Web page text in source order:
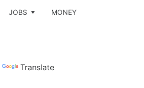
JOBS MONEY
Translate